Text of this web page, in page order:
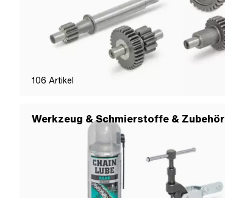
106 Artikel
Werkzeug & Schmierstoffe & Zubehör